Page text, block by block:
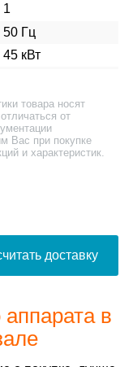
1
50 Гц
45 кВт
товара носят
от
Вас при покупке
и характеристик.
доставку
в